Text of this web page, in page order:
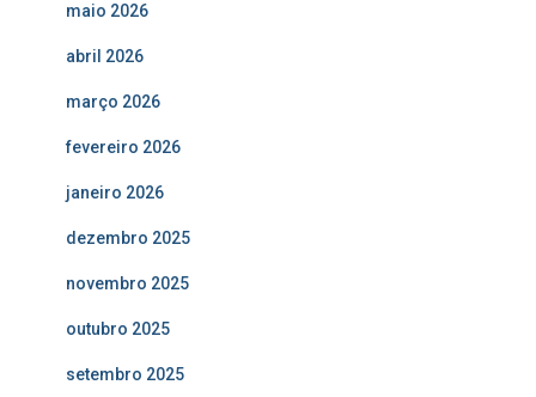
maio 2026
abril 2026
março 2026
fevereiro 2026
janeiro 2026
dezembro 2025
novembro 2025
outubro 2025
setembro 2025